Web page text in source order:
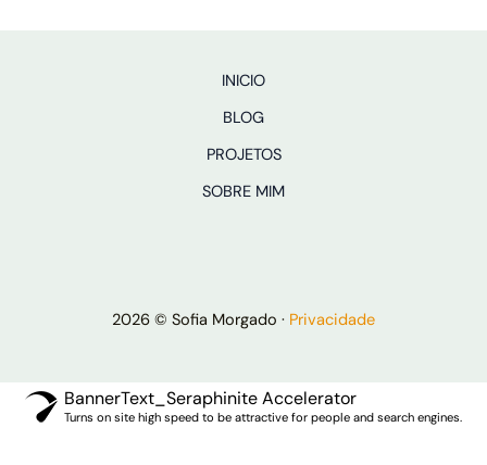
INICIO
BLOG
PROJETOS
SOBRE MIM
2026 © Sofia Morgado · Privacidade
BannerText_Seraphinite Accelerator
Turns on site high speed to be attractive for people and search engines.